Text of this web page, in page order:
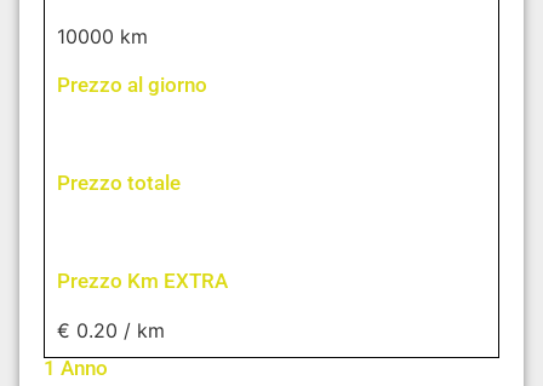
10000 km
Prezzo al giorno
Prezzo totale
Prezzo Km EXTRA
€ 0.20 / km
1 Anno